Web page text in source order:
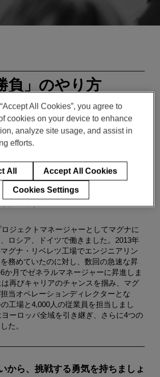
負」のやり方
ツ, ヨーロッパ事業部長5月 13, 2026 2-min read
という考え方とは、新しい機会や挑戦
、それを掴むことを意味します。それ
ジェクトマネージャーとしてマグナに
ロシア、ドイツで働きました。2013年
グナ・リベレツ工場でエンジニアリン
務めていたのに対し、数回の急速な昇
か月でゼネラルマネージャーに昇進しま
は再びキャリアのチャンスを掴み、マグ
当オペレーションディレクターとな
工場と4,000人の従業員を担当しまし
ーロッパ全域を引き継ぎ、さらに4つの
た。
から、挑戦する勇気を持ちましょ
All Cookies”, you agree to
cookies on your device to enhance
analyze site usage, and assist in
efforts.
All Accept All Cookies
Cookies Settings